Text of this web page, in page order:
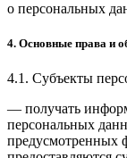
о персональных
4. Основные права и
4.1. Субъекты
— получать
персональных
предусмотренных